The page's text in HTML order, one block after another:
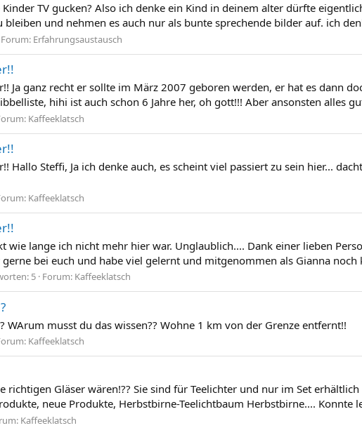
TV gucken? Also ich denke ein Kind in deinem alter dürfte
und nehmen es auch nur als bunte sprechende bilder auf. ich
Forum: Erfahrungsaustausch
Ja ganz recht er sollte im März 2007 geboren werden, er hat es dann
hihi ist auch schon 6 Jahre her, oh gott!!! Aber ansonsten alles
Kaffeeklatsch
Hallo Steffi, Ja ich denke auch, es scheint viel passiert zu sein hier...
Kaffeeklatsch
wie lange ich nicht mehr hier war. Unglaublich.... Dank einer lieben
bei euch und habe viel gelernt und mitgenommen als Gianna noch
5 Forum: Kaffeeklatsch
WArum musst du das wissen?? Wohne 1 km von der Grenze entfernt!!
Kaffeeklatsch
richtigen Gläser wären!?? Sie sind für Teelichter und nur im Set
neue Produkte, Herbstbirne-Teelichtbaum Herbstbirne.... Konnte
Kaffeeklatsch